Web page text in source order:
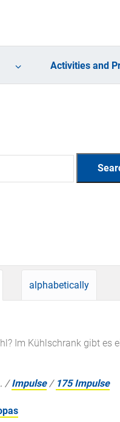
Activities and
alphabetically
Im Kühlschrank gibt
/Impulse / 175 Impulse